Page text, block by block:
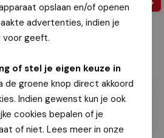
opslaan en/of openen
advertenties, indien je
voor geeft.
of stel je eigen keuze in
de groene knop direct akkoord
Indien gewenst kun je ook
cookies bepalen of je
of niet. Lees meer in onze